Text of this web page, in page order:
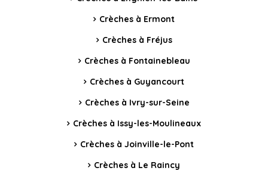
Crèches à Ermont
Crèches à Fréjus
Crèches à Fontainebleau
Crèches à Guyancourt
Crèches à Ivry-sur-Seine
Crèches à Issy-les-Moulineaux
Crèches à Joinville-le-Pont
Crèches à Le Raincy